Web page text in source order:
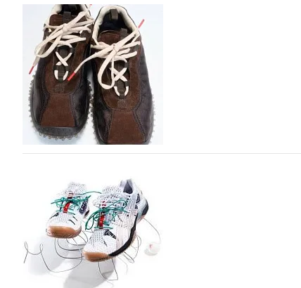
Объем мирового производства обуви в
В 2025 году мировое производство обуви
на 0,1% до 24,6 млрд пар, - данные опубликованы в
2026», Португальской ассоциацией…
06.08.2026 383
Популярный силуэт бренда,1999 года выпуска,
сникерины (гибридный вариант балеток и
модели Miu Miu Bubble присутствует еще и…
05.08.2026 1680